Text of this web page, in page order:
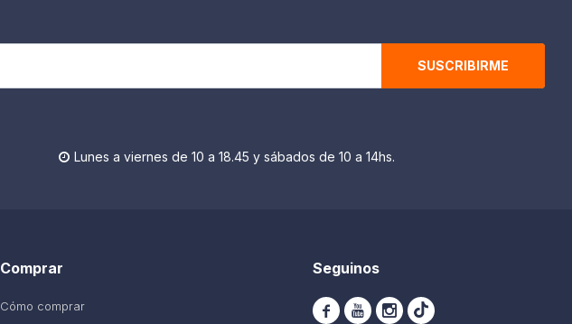
SUSCRIBIRME
 Lunes a viernes de 10 a 18.45 y sábados de 10 a 14hs.
Comprar
Cómo comprar
Seguinos
  